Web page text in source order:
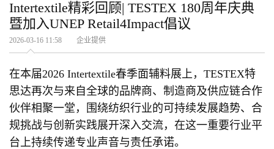
Intertextile精彩回顾| TESTEX 180周年庆典
暨加入UNEP Retail4Impact倡议
2026-03-16 11:58 企业提供
在本届2026 Intertextile春季面辅料展上，TESTEX特
思达再次与来自全球的品牌商、制造商及供应链合作
伙伴相聚一堂，围绕纺织行业的可持续发展趋势、合
规挑战与创新实践展开深入交流，在这一重要行业平
台上持续传递专业声音与责任承诺。